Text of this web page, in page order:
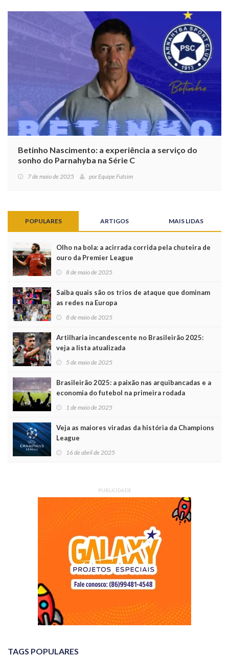
Betinho Nascimento: a experiência a serviço do
sonho do Parnahyba na Série C
7 de maio de 2025 porEquipe Futsim
POPULARES ARTIGOS MAIS LIDAS
Olho na bola: a acirrada corrida pela chuteira de
ouro da Premier League
8 de maio de 2025
Saiba quais são os trios de ataque que dominam
as redes na Europa
8 de maio de 2025
Artilharia incandescente no Brasileirão 2025:
veja a lista atualizada
5 de maio de 2025
Brasileirão 2025: a paixão nas arquibancadas e a
economia do futebol na primeira rodada
1 de maio de 2025
Veja as maiores viradas da história da Champions
League
16 de abril de 2025
PUBLICIDADE
TAGS POPULARES